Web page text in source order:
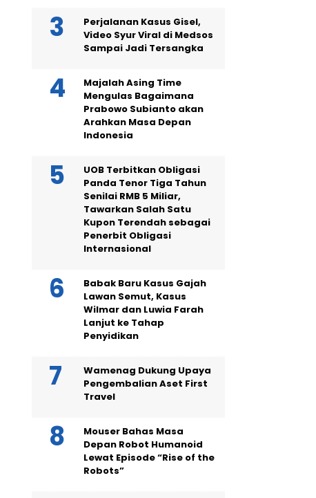
Perjalanan Kasus Gisel,
Video Syur Viral di Medsos
Sampai Jadi Tersangka
Majalah Asing Time
Mengulas Bagaimana
Prabowo Subianto akan
Arahkan Masa Depan
Indonesia
UOB Terbitkan Obligasi
Panda Tenor Tiga Tahun
Senilai RMB 5 Miliar,
Tawarkan Salah Satu
Kupon Terendah sebagai
Penerbit Obligasi
Internasional
Babak Baru Kasus Gajah
Lawan Semut, Kasus
Wilmar dan Luwia Farah
Lanjut ke Tahap
Penyidikan
Wamenag Dukung Upaya
Pengembalian Aset First
Travel
Mouser Bahas Masa
Depan Robot Humanoid
Lewat Episode “Rise of the
Robots”